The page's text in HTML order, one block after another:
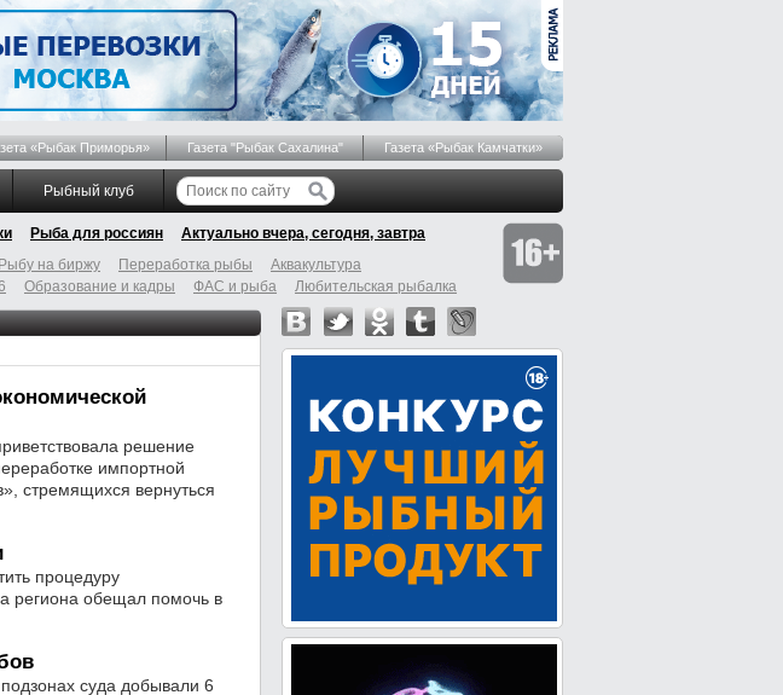
«Рыбак Приморья» Газета "Рыбак Сахалина" Газета «Рыбак Камчатки»
Рыбный клуб
Рыба для россиян
Актуально вчера, сегодня, завтра
Рыбу на биржу Переработка рыбы
Аквакультура
Образование и кадры ФАС и рыба Любительская рыбалка
решение
импортной
стремящихся вернуться
процедуру
региона обещал помочь в
суда добывали 6